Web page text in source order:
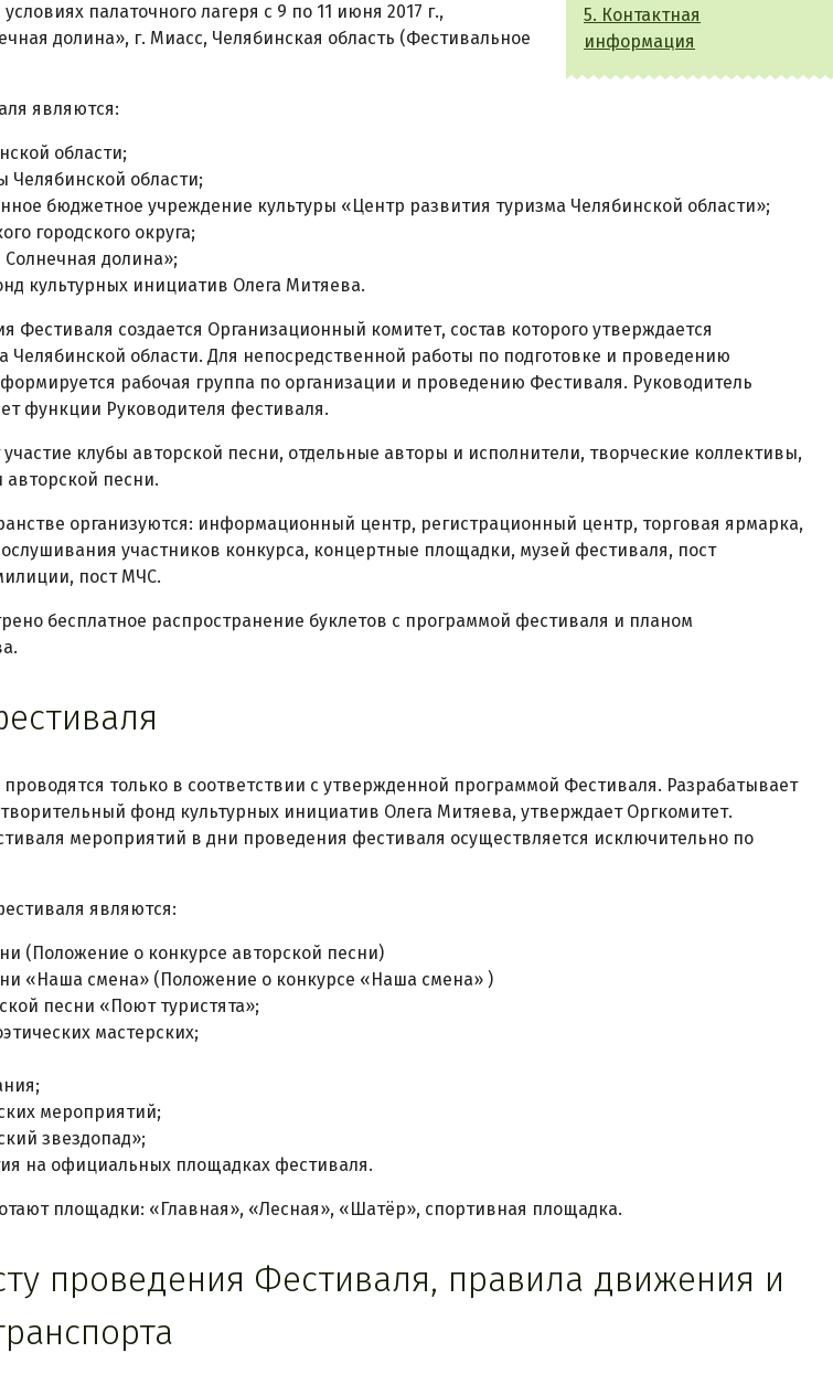
5. Контактная
информация
палаточного лагеря с 9 по 11 июня 2017 г.,
долина», г. Миасс, Челябинская область (Фестивальное
являются:
области;
Челябинской области;
бюджетное учреждение культуры «Центр развития туризма Челябинской области»;
городского округа;
долина»;
культурных инициатив Олега Митяева.
Фестиваля создается Организационный комитет, состав которого утверждается
Челябинской области. Для непосредственной работы по подготовке и проведению
рабочая группа по организации и проведению Фестиваля. Руководитель
функции Руководителя фестиваля.
клубы авторской песни, отдельные авторы и исполнители, творческие коллективы,
авторской песни.
организуются: информационный центр, регистрационный центр, торговая ярмарка,
участников конкурса, концертные площадки, музей фестиваля, пост
пост МЧС.
бесплатное распространение буклетов с программой фестиваля и планом
только в соответствии с утвержденной программой Фестиваля. Разрабатывает
фонд культурных инициатив Олега Митяева, утверждает Оргкомитет.
мероприятий в дни проведения фестиваля осуществляется исключительно по
являются:
(Положение о конкурсе авторской песни)
«Наша смена» (Положение о конкурсе «Наша смена» )
песни «Поют туристята»;
мастерских;
мероприятий;
звездопад»;
на официальных площадках фестиваля.
площадки: «Главная», «Лесная», «Шатёр», спортивная площадка.
проведения Фестиваля, правила движения и